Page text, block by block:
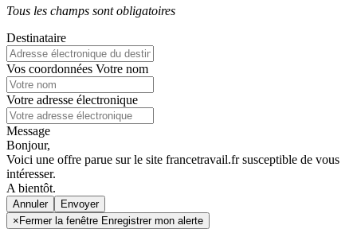
Tous les champs sont obligatoires
Destinataire
Vos coordonnées Votre nom
Votre adresse électronique
Message
Bonjour,
Voici une offre parue sur le site francetravail.fr susceptible de vous
intéresser.
A bientôt.
Annuler
× Fermer la fenêtre Enregistrer mon alerte